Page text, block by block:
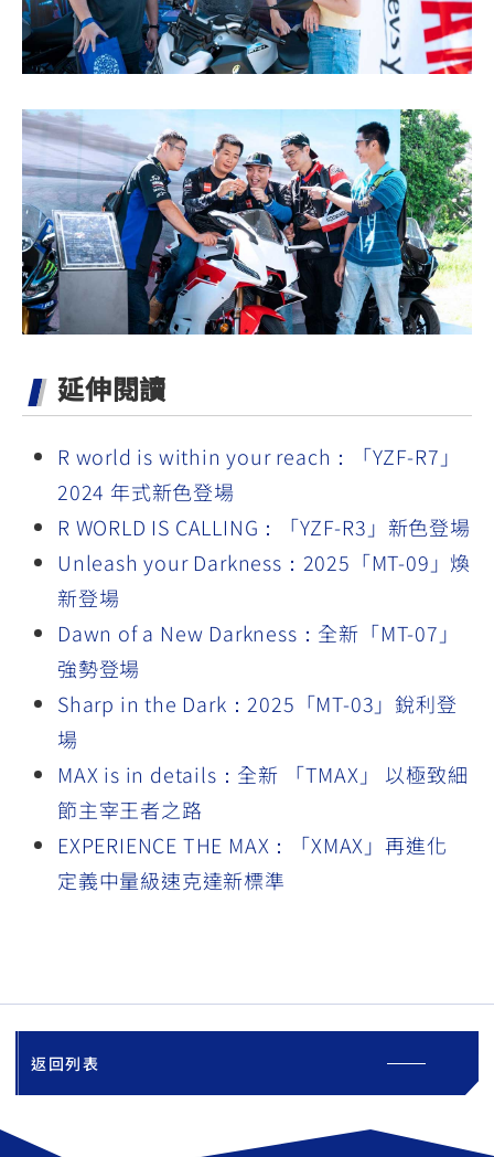
延伸閱讀
R world is within your reach：「YZF-R7」
2024 年式新色登場
R WORLD IS CALLING：「YZF-R3」新色登場
Unleash your Darkness：2025「MT-09」煥
新登場
Dawn of a New Darkness：全新「MT-07」
強勢登場
Sharp in the Dark：2025「MT-03」銳利登
場
MAX is in details：全新 「TMAX」 以極致細
節主宰王者之路
EXPERIENCE THE MAX：「XMAX」再進化
定義中量級速克達新標準
返回列表